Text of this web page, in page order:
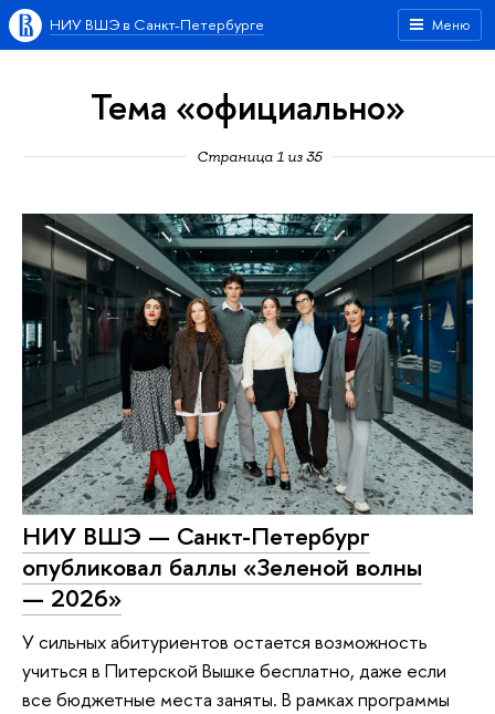
Меню
НИУ ВШЭ в Санкт-Петербурге
Тема «официально»
Страница 1 из 35
НИУ ВШЭ — Санкт-Петербург
опубликовал баллы «Зеленой волны
— 2026»
У сильных абитуриентов остается возможность
учиться в Питерской Вышке бесплатно, даже если
все бюджетные места заняты. В рамках программы